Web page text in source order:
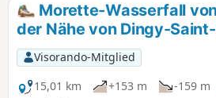
Morette-Wasserfall
der Nähe von Dingy-
Visorando-Mitglied
15,01 km
+153 m -159 m